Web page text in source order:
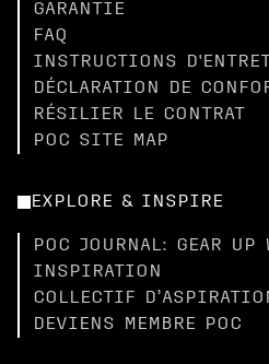
GARANTIE
FAQ
INSTRUCTIONS
DÉCLARATION DE
RÉSILIER LE CONTRAT
POC SITE MAP
EXPLORE & INSPIRE
POC JOURNAL: GEAR UP
INSPIRATION
COLLECTIF
DEVIENS MEMBRE POC